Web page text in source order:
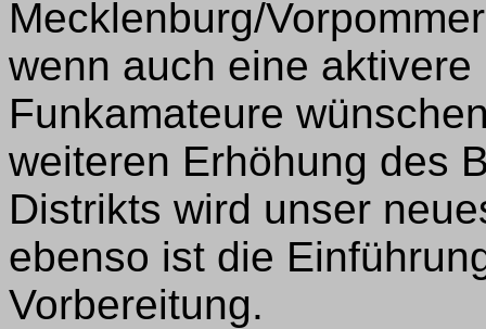
Mecklenburg/
wenn auch eine
Funkamateure
weiteren Erhöhung des
Distrikts wird unser
ebenso ist die
Vorbereitung.